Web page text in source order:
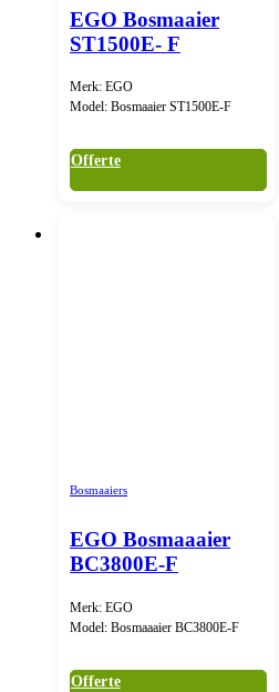
EGO Bosmaaier
ST1500E- F
Merk: EGO
Model: Bosmaaier ST1500E-F
Offerte
Bosmaaiers
EGO Bosmaaaier
BC3800E-F
Merk: EGO
Model: Bosmaaaier BC3800E-F
Offerte